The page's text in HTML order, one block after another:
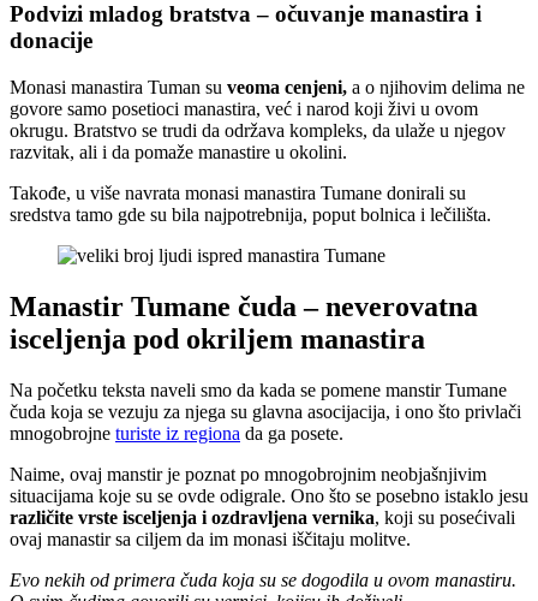
Podvizi mladog bratstva – očuvanje manastira i
donacije
Monasi manastira Tuman su veoma cenjeni, a o njihovim delima ne
govore samo posetioci manastira, već i narod koji živi u ovom
okrugu. Bratstvo se trudi da održava kompleks, da ulaže u njegov
razvitak, ali i da pomaže manastire u okolini.
Takođe, u više navrata monasi manastira Tumane donirali su
sredstva tamo gde su bila najpotrebnija, poput bolnica i lečilišta.
Manastir Tumane čuda – neverovatna
isceljenja pod okriljem manastira
Na početku teksta naveli smo da kada se pomene manstir Tumane
čuda koja se vezuju za njega su glavna asocijacija, i ono što privlači
mnogobrojne turiste iz regiona da ga posete.
Naime, ovaj manstir je poznat po mnogobrojnim neobjašnjivim
situacijama koje su se ovde odigrale. Ono što se posebno istaklo jesu
različite vrste isceljenja i ozdravljena vernika, koji su posećivali
ovaj manastir sa ciljem da im monasi iščitaju molitve.
Evo nekih od primera čuda koja su se dogodila u ovom manastiru.